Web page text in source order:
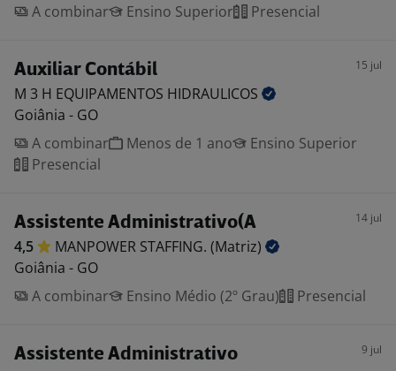
A combinar
Ensino Superior Presencial
Auxiliar Contábil 15 jul
M 3 H EQUIPAMENTOS HIDRAULICOS
Goiânia - GO
A combinar
Menos de 1 ano
Ensino Superior
Presencial
Assistente Administrativo(A 14 jul
4,5 MANPOWER STAFFING. (Matriz)
Goiânia - GO
A combinar
Ensino Médio (2º Grau) Presencial
Assistente Administrativo 9 jul